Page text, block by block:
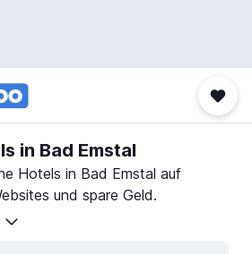
in Bad Emstal
Hotels in Bad Emstal auf
und spare Geld.